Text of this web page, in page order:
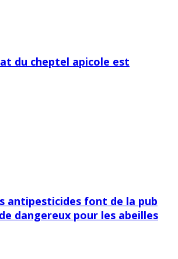
du cheptel apicole est
antipesticides font de la pub
dangereux pour les abeilles